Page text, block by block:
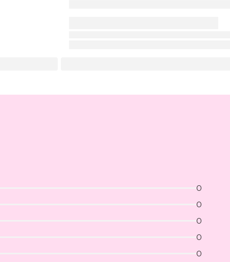
0
0
0
0
0